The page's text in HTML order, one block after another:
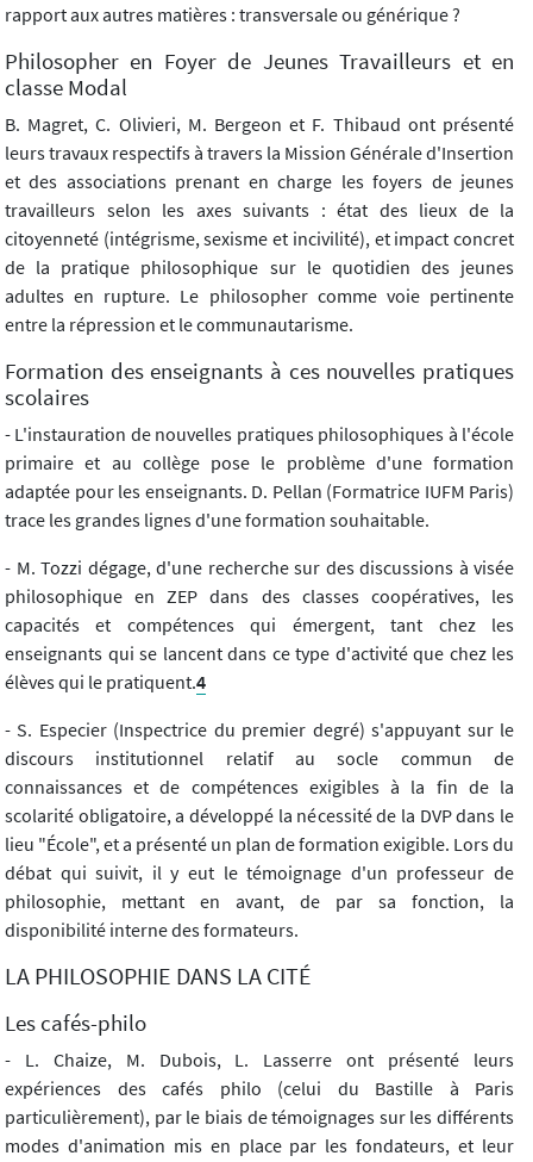
rapport aux autres matières : transversale ou générique ?
Philosopher en Foyer de Jeunes Travailleurs et en
classe Modal
B. Magret, C. Olivieri, M. Bergeon et F. Thibaud ont présenté
leurs travaux respectifs à travers la Mission Générale d'Insertion
et des associations prenant en charge les foyers de jeunes
travailleurs selon les axes suivants : état des lieux de la
citoyenneté (intégrisme, sexisme et incivilité), et impact concret
de la pratique philosophique sur le quotidien des jeunes
adultes en rupture. Le philosopher comme voie pertinente
entre la répression et le communautarisme.
Formation des enseignants à ces nouvelles pratiques
scolaires
- L'instauration de nouvelles pratiques philosophiques à l'école
primaire et au collège pose le problème d'une formation
adaptée pour les enseignants. D. Pellan (Formatrice IUFM Paris)
trace les grandes lignes d'une formation souhaitable.
- M. Tozzi dégage, d'une recherche sur des discussions à visée
philosophique en ZEP dans des classes coopératives, les
capacités et compétences qui émergent, tant chez les
enseignants qui se lancent dans ce type d'activité que chez les
élèves qui le pratiquent.4
- S. Especier (Inspectrice du premier degré) s'appuyant sur le
discours institutionnel relatif au socle commun de
connaissances et de compétences exigibles à la fin de la
scolarité obligatoire, a développé la nécessité de la DVP dans le
lieu "École", et a présenté un plan de formation exigible. Lors du
débat qui suivit, il y eut le témoignage d'un professeur de
philosophie, mettant en avant, de par sa fonction, la
disponibilité interne des formateurs.
LA PHILOSOPHIE DANS LA CITÉ
Les cafés-philo
- L. Chaize, M. Dubois, L. Lasserre ont présenté leurs
expériences des cafés philo (celui du Bastille à Paris
particulièrement), par le biais de témoignages sur les différents
modes d'animation mis en place par les fondateurs, et leur